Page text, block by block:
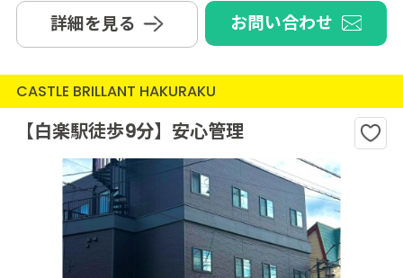
詳細を見る お問い合わせ
CASTLE BRILLANT HAKURAKU
【白楽駅徒歩9分】安心管理